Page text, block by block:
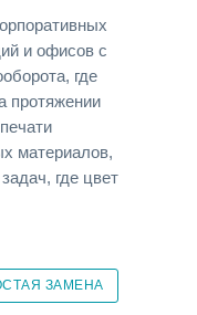
и офисов с
где
протяжении
материалов,
где цвет
ЗАМЕНА